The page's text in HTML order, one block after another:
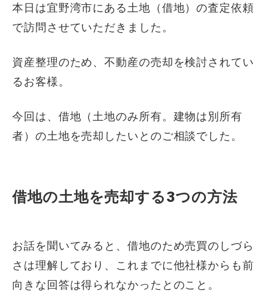
本日は宜野湾市にある土地（借地）の査定依頼
で訪問させていただきました。
資産整理のため、不動産の売却を検討されてい
るお客様。
今回は、借地（土地のみ所有。建物は別所有
者）の土地を売却したいとのご相談でした。
借地の土地を売却する3つの方法
お話を聞いてみると、借地のため売買のしづら
さは理解しており、これまでに他社様からも前
向きな回答は得られなかったとのこと。